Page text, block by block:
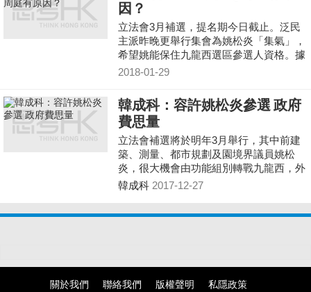
因？
立法會3月補選，提名期今日截止。泛民
主派昨晚更舉行集會為姚松炎「集氣」，
希望姚能保住九龍西選區參選人資格。據
悉建制派內部對姚松炎能否參選亦經歷一
2018-01-29
韓成科：容許姚松炎參選 政府
費思量
立法會補選將於明年3月舉行，其中前建
築、測量、都市規劃及園境界議員姚松
炎，很大機會由功能組別轉戰九龍西，外
界普遍預料他能順利在泛民初選中出線。
韓成科 2017-12-27
關於我們 聯絡我們 版權聲明 私隱政策